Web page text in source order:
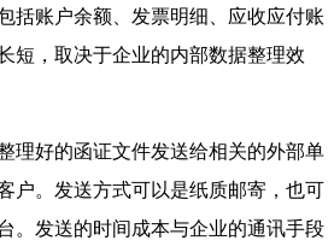
括账户余额、发票明细、应收应付账
短，取决于企业的内部数据整理效
理好的函证文件发送给相关的外部单
户。发送方式可以是纸质邮寄，也可
。发送的时间成本与企业的通讯手段